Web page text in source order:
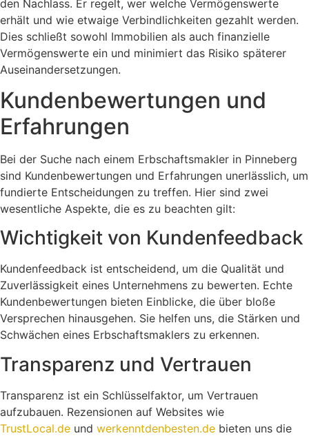
den Nachlass. Er regelt, wer welche Vermögenswerte
erhält und wie etwaige Verbindlichkeiten gezahlt werden.
Dies schließt sowohl Immobilien als auch finanzielle
Vermögenswerte ein und minimiert das Risiko späterer
Auseinandersetzungen.
Kundenbewertungen und
Erfahrungen
Bei der Suche nach einem Erbschaftsmakler in Pinneberg
sind Kundenbewertungen und Erfahrungen unerlässlich, um
fundierte Entscheidungen zu treffen. Hier sind zwei
wesentliche Aspekte, die es zu beachten gilt:
Wichtigkeit von Kundenfeedback
Kundenfeedback ist entscheidend, um die Qualität und
Zuverlässigkeit eines Unternehmens zu bewerten. Echte
Kundenbewertungen bieten Einblicke, die über bloße
Versprechen hinausgehen. Sie helfen uns, die Stärken und
Schwächen eines Erbschaftsmaklers zu erkennen.
Transparenz und Vertrauen
Transparenz ist ein Schlüsselfaktor, um Vertrauen
aufzubauen. Rezensionen auf Websites wie
TrustLocal.de und werkenntdenbesten.de bieten uns die